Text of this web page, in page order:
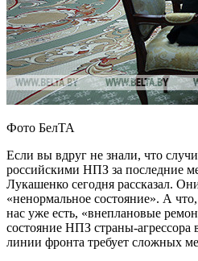
Фото БелТА
Если вы вдруг не знали, что
российскими НПЗ за последние
Лукашенко сегодня рассказал.
«ненормальное состояние». А
нас уже есть, «внеплановые
состояние НПЗ страны-агрессора
линии фронта требует сложных